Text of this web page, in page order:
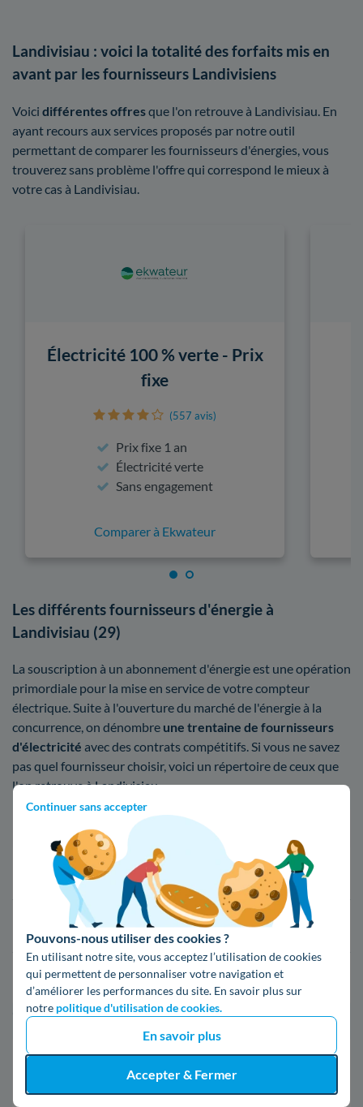
Continuer sans accepter
Pouvons-nous utiliser des cookies ?
En utilisant notre site, vous acceptez l’utilisation de cookies
qui permettent de personnaliser votre navigation et
d’améliorer les performances du site. En savoir plus sur
notre politique d'utilisation de cookies.
En savoir plus
Accepter & Fermer
Landivisiau : voici la totalité des forfaits mis en
avant par les fournisseurs Landivisiens
Voici différentes offresque l'on retrouve à Landivisiau. En
ayant recours aux services proposés par notre outil
permettant de comparer les fournisseurs d'énergies, vous
trouverez sans problème l'offre qui correspond le mieux à
votre cas à Landivisiau.
Électricité 100 % verte - Prix
fixe
(557 avis)
Prix fixe 1 an
Électricité verte
Sans engagement
Comparer à Ekwateur
Les différents fournisseurs d'énergie à
Landivisiau (29)
La souscription à un abonnement d'énergie est une opération
primordiale pour la mise en service de votre compteur
électrique. Suite à l'ouverture du marché de l'énergie à la
concurrence, on dénombre une trentaine de fournisseurs
d'électricité avec des contrats compétitifs. Si vous ne savez
pas quel fournisseur choisir, voici un répertoire de ceux que
l'on retrouve à Landivisiau
Fournisseur
16,34 c€/kWh
16,400000000000002 c€/kWh
17,83 c€/kWh
*Prix TTC pour un forfait base d’une puissance de 6 kVA
Infos / souscriptions
(appel non surtaxé)